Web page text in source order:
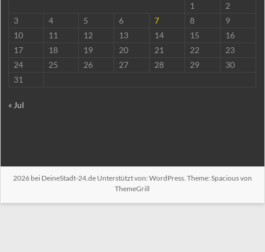
1
2
3
4 5 6 7 8
9
10
11 12 13 14 15
16
17
18 19 20 21 22
23
24
25 26 27 28 29
30
31
« Jul
2026 bei DeineStadt-24.deUnterstützt von: WordPress. Theme: Spacious von
ThemeGrill